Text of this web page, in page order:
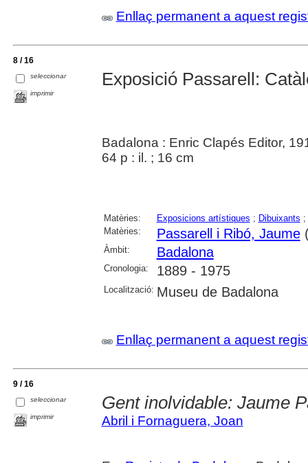
Enllaç permanent a aquest
8 / 16
seleccionar
imprimir
Exposició Passarell:
Badalona : Enric Clapés Editor,
64 p : il. ; 16 cm
Matèries: Exposicions artístiques ; Dibuixants ;
Matèries:
Passarell i Ribó, Jaume
Àmbit: Badalona
Cronologia: 1889 - 1975
Localització: Museu de Badalona
Enllaç permanent a aquest
9 / 16
seleccionar
imprimir
Gent inolvidable: Jaume
Abril i Fornaguera, Joan